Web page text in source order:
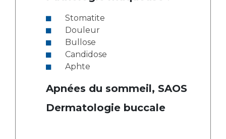
Stomatite
Douleur
Bullose
Candidose
Aphte
Apnées du sommeil, SAOS
Dermatologie buccale